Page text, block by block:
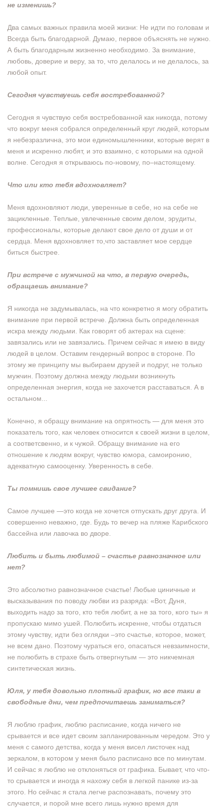
не изменишь?
Два самых важных правила моей жизни: Не идти по головам и
Всегда быть благодарной. Думаю, первое объяснять не нужно.
А быть благодарным жизненно необходимо. За внимание,
любовь, доверие и веру, за то, что делалось и не делалось, за
любой опыт.
Сегодня чувствуешь себя востребованной?
Сегодня я чувствую себя востребованной как никогда, потому
что вокруг меня собрался определенный круг людей, которым
я небезразлична, это мои единомышленники, которые верят в
меня и искренно любят, и это взаимно, с которыми на одной
волне. Сегодня я открываюсь по-новому, по–настоящему.
Что или кто тебя вдохновляет?
Меня вдохновляют люди, уверенные в себе, но на себе не
зацикленные. Теплые, увлеченные своим делом, эрудиты,
профессионалы, которые делают свое дело от души и от
сердца. Меня вдохновляет то,что заставляет мое сердце
биться быстрее.
При встрече с мужчиной на что, в первую очередь,
обращаешь внимание?
Я никогда не задумывалась, на что конкретно я могу обратить
внимание при первой встрече. Должна быть определенная
искра между людьми. Как говорят об актерах на сцене:
завязались или не завязались. Причем сейчас я имею в виду
людей в целом. Оставим гендерный вопрос в стороне. По
этому же принципу мы выбираем друзей и подруг, не только
мужчин. Поэтому должна между людьми возникнуть
определенная энергия, когда не захочется расставаться. А в
остальном...
Конечно, я обращу внимание на опрятность — для меня это
показатель того, как человек относится к своей жизни в целом,
а соответсвенно, и к чужой. Обращу внимание на его
отношение к людям вокруг, чувство юмора, самоиронию,
адекватную самооценку. Уверенность в себе.
Ты помнишь свое лучшее свидание?
Самое лучшее —это когда не хочется отпускать друг друга. И
совершенно неважно, где. Будь то вечер на пляже Карибского
бассейна или лавочка во дворе.
Любить и быть любимой – счастье равнозначное или
нет?
Это абсолютно равнозначное счастье! Любые циничные и
высказывания по поводу любви из разряда: «Вот, Дуня,
выходить надо за того, кто тебя любит, а не за того, кого ты» я
пропускаю мимо ушей. Полюбить искренне, чтобы отдаться
этому чувству, идти без оглядки –это счастье, которое, может,
не всем дано. Поэтому чураться его, опасаться невзаимности,
не полюбить в страхе быть отвергнутым — это никчемная
синтетическая жизнь.
Юля, у тебя довольно плотный график, но все таки в
свободные дни, чем предпочитаешь заниматься?
Я люблю график, люблю расписание, когда ничего не
срывается и все идет своим запланированным чередом. Это у
меня с самого детства, когда у меня висел листочек над
зеркалом, в котором у меня было расписано все по минутам.
И сейчас я люблю не отклоняться от графика. Бывает, что что-
то срывается и иногда я нахожу себя в легкой панике из-за
этого. Но сейчас я стала легче распознавать, почему это
случается, и порой мне всего лишь нужно время для